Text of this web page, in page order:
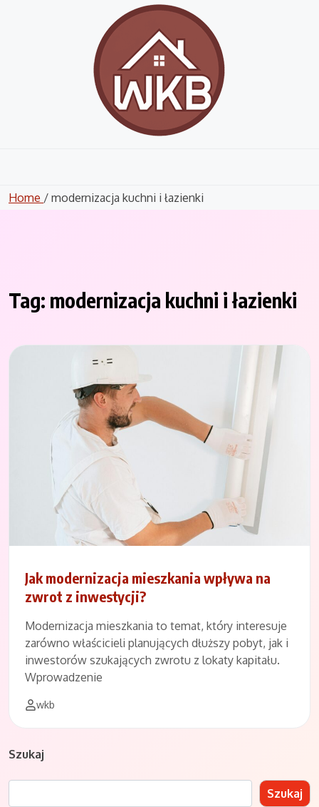
Home / modernizacja kuchni i łazienki
Tag: modernizacja kuchni i łazienki
Jak modernizacja mieszkania wpływa na
zwrot z inwestycji?
Modernizacja mieszkania to temat, który interesuje
zarówno właścicieli planujących dłuższy pobyt, jak i
inwestorów szukających zwrotu z lokaty kapitału.
Wprowadzenie
wkb
Szukaj
Szukaj